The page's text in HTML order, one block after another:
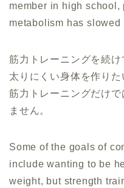
member in high school,
metabolism has slowed
筋力トレーニングを続
太りにくい身体を作りた
筋力トレーニングだけ
ません。
Some of the goals of
include wanting to be
weight, but strength